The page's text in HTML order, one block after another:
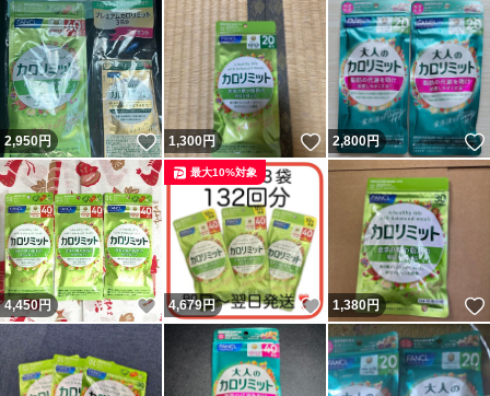
2,950円 いいね！
1,300円 いいね！
2,800円
4,450円 いいね！
4,679円 いいね！
最大10%対象
1,380円